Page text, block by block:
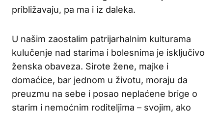
približavaju, pa ma i iz daleka.
U našim zaostalim patrijarhalnim kulturama
kulučenje nad starima i bolesnima je isključivo
ženska obaveza. Sirote žene, majke i
domaćice, bar jednom u životu, moraju da
preuzmu na sebe i posao neplaćene brige o
starim i nemoćnim roditeljima – svojim, ako